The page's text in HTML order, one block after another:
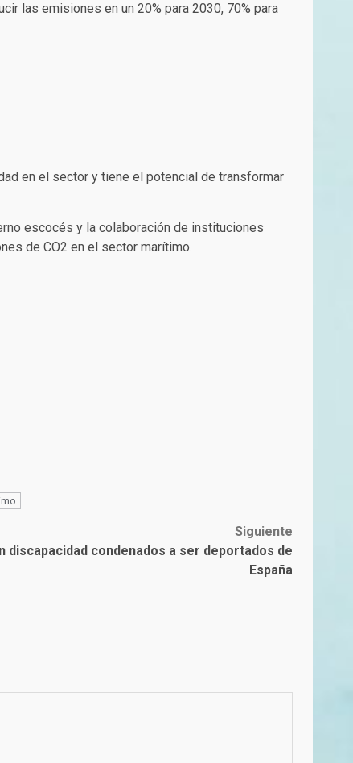
las emisiones en un 20% para 2030, 70% para
en el sector y tiene el potencial de transformar
escocés y la colaboración de instituciones
de CO2 en el sector marítimo.
Siguiente
discapacidad condenados a ser deportados de
España